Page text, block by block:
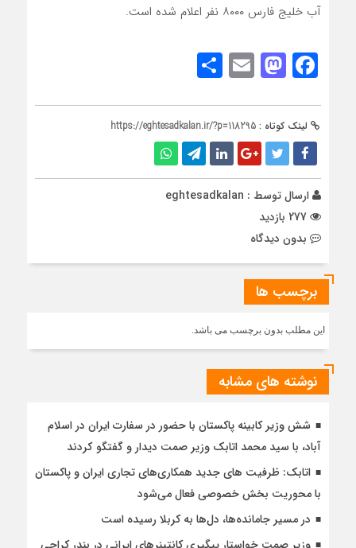
آب خلیج فارس ۸۰۰۰ نفر اعلام شده است.
Facebook
Mastodon
Email
لینک کوتاه : https://eghtesadkalan.ir/?p=118295
ارسال توسط : eghtesadkalan
بدون دیدگاه
برچسب ها
این مطلب بدون برچسب می باشد.
نوشته های مشابه
شش وزیر کابینه پاکستان با حضور در سفارت ایران در اسلام
آباد، با سيد محمد اتابك وزير صمت ديدار و گفتگو كردند
اتابک: ظرفیت های جدید همکاری‌های تجاری ایران و پاکستان
با محوریت بخش خصوصی فعال می‌شود
در مسیر جا‌مانده‌ها، دل‌ها به کربلا رسیده است